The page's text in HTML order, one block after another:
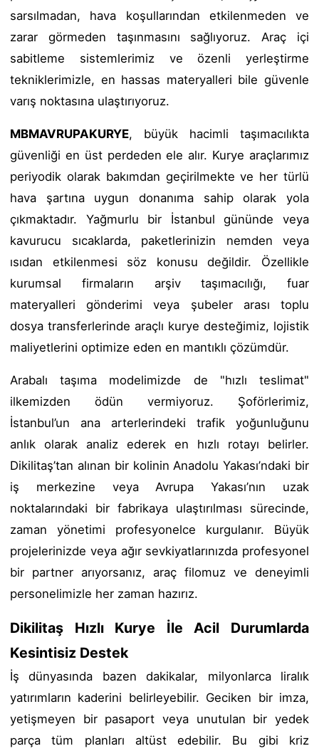
sarsılmadan, hava koşullarından etkilenmeden ve
zarar görmeden taşınmasını sağlıyoruz. Araç içi
sabitleme sistemlerimiz ve özenli yerleştirme
tekniklerimizle, en hassas materyalleri bile güvenle
varış noktasına ulaştırıyoruz.
MBMAVRUPAKURYE, büyük hacimli taşımacılıkta
güvenliği en üst perdeden ele alır. Kurye araçlarımız
periyodik olarak bakımdan geçirilmekte ve her türlü
hava şartına uygun donanıma sahip olarak yola
çıkmaktadır. Yağmurlu bir İstanbul gününde veya
kavurucu sıcaklarda, paketlerinizin nemden veya
ısıdan etkilenmesi söz konusu değildir. Özellikle
kurumsal firmaların arşiv taşımacılığı, fuar
materyalleri gönderimi veya şubeler arası toplu
dosya transferlerinde araçlı kurye desteğimiz, lojistik
maliyetlerini optimize eden en mantıklı çözümdür.
Arabalı taşıma modelimizde de "hızlı teslimat"
ilkemizden ödün vermiyoruz. Şoförlerimiz,
İstanbul’un ana arterlerindeki trafik yoğunluğunu
anlık olarak analiz ederek en hızlı rotayı belirler.
Dikilitaş’tan alınan bir kolinin Anadolu Yakası’ndaki bir
iş merkezine veya Avrupa Yakası’nın uzak
noktalarındaki bir fabrikaya ulaştırılması sürecinde,
zaman yönetimi profesyonelce kurgulanır. Büyük
projelerinizde veya ağır sevkiyatlarınızda profesyonel
bir partner arıyorsanız, araç filomuz ve deneyimli
personelimizle her zaman hazırız.
Dikilitaş Hızlı Kurye İle Acil Durumlarda
Kesintisiz Destek
İş dünyasında bazen dakikalar, milyonlarca liralık
yatırımların kaderini belirleyebilir. Geciken bir imza,
yetişmeyen bir pasaport veya unutulan bir yedek
parça tüm planları altüst edebilir. Bu gibi kriz